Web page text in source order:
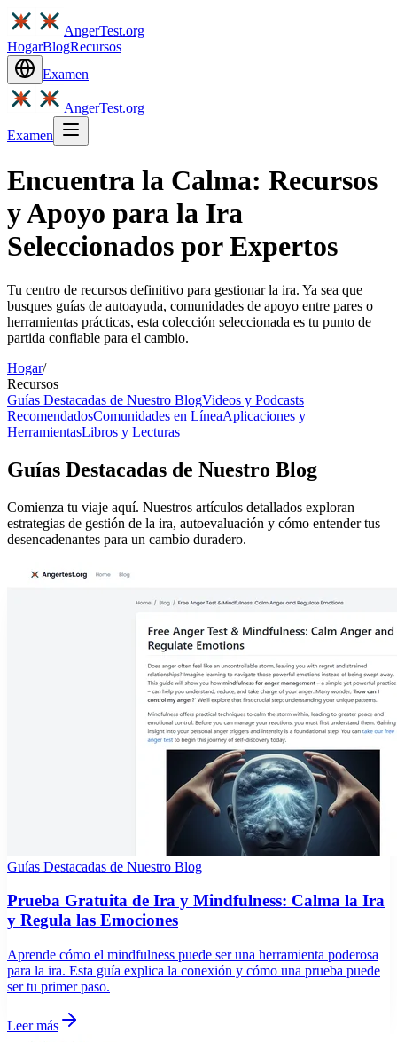
AngerTest.org
HogarBlogRecursos
Examen
AngerTest.org
Examen
Encuentra la Calma: Recursos
y Apoyo para la Ira
Seleccionados por Expertos
Tu centro de recursos definitivo para gestionar la ira. Ya sea que
busques guías de autoayuda, comunidades de apoyo entre pares o
herramientas prácticas, esta colección seleccionada es tu punto de
partida confiable para el cambio.
Hogar/
Recursos
Guías Destacadas de Nuestro BlogVideos y Podcasts
RecomendadosComunidades en LíneaAplicaciones y
HerramientasLibros y Lecturas
Guías Destacadas de Nuestro Blog
Comienza tu viaje aquí. Nuestros artículos detallados exploran
estrategias de gestión de la ira, autoevaluación y cómo entender tus
desencadenantes para un cambio duradero.
Guías Destacadas de Nuestro Blog
Prueba Gratuita de Ira y Mindfulness: Calma la Ira
y Regula las Emociones
Aprende cómo el mindfulness puede ser una herramienta poderosa
para la ira. Esta guía explica la conexión y cómo una prueba puede
ser tu primer paso.
Leer más